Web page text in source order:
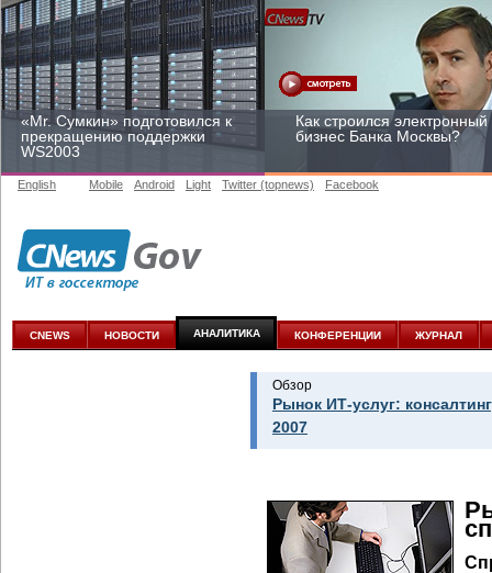
«Mr. Сумкин» подготовился к
прекращению поддержки
WS2003
Как строился электронный
бизнес Банка Москвы?
Заоблачная оптимизация:
к аналитике
участвовать
English Mobile Android Light Twitter (topnews) Facebook
CNEWS НОВОСТИ АНАЛИТИКА КОНФЕРЕНЦИИ ЖУРНАЛ
Обзор
Рынок ИТ-услуг:
2007